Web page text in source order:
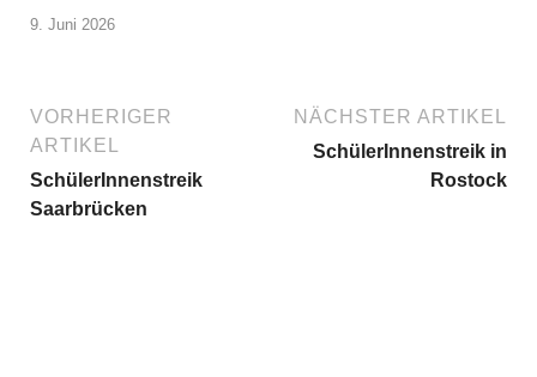
9. Juni 2026
VORHERIGER
ARTIKEL
SchülerInnenstreik
Saarbrücken
NÄCHSTER ARTIKEL
SchülerInnenstreik in
Rostock